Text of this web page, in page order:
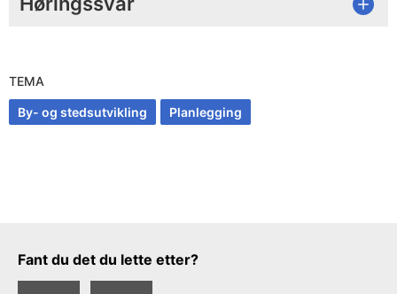
TEMA
By- og stedsutvikling Planlegging
Tilbakemeldingsskjema
Fant du det du lette etter?